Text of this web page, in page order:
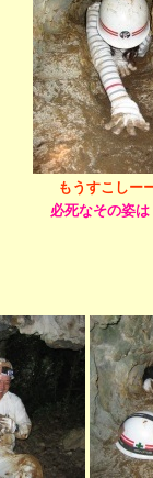
もうすこしー
必死なその姿